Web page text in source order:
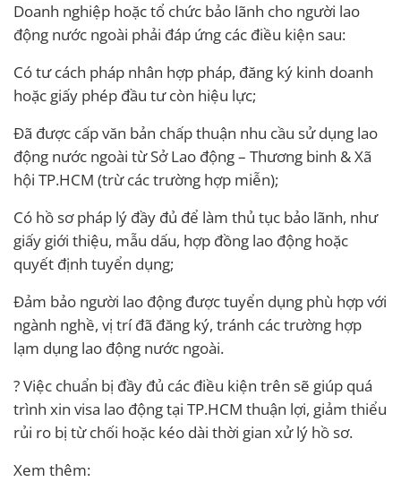
Doanh nghiệp hoặc tổ chức bảo lãnh cho người lao
động nước ngoài phải đáp ứng các điều kiện sau:
Có tư cách pháp nhân hợp pháp, đăng ký kinh doanh
hoặc giấy phép đầu tư còn hiệu lực;
Đã được cấp văn bản chấp thuận nhu cầu sử dụng lao
động nước ngoài từ Sở Lao động – Thương binh & Xã
hội TP.HCM (trừ các trường hợp miễn);
Có hồ sơ pháp lý đầy đủ để làm thủ tục bảo lãnh, như
giấy giới thiệu, mẫu dấu, hợp đồng lao động hoặc
quyết định tuyển dụng;
Đảm bảo người lao động được tuyển dụng phù hợp với
ngành nghề, vị trí đã đăng ký, tránh các trường hợp
lạm dụng lao động nước ngoài.
? Việc chuẩn bị đầy đủ các điều kiện trên sẽ giúp quá
trình xin visa lao động tại TP.HCM thuận lợi, giảm thiểu
rủi ro bị từ chối hoặc kéo dài thời gian xử lý hồ sơ.
Xem thêm: